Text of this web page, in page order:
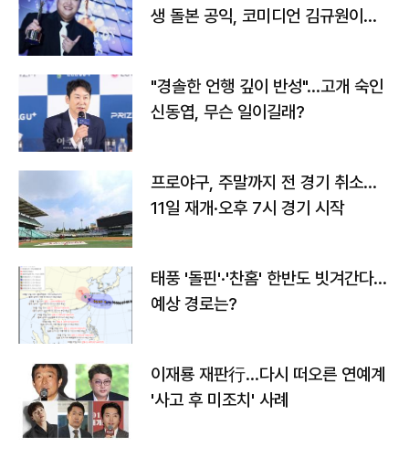
생 돌본 공익, 코미디언 김규원이었
"경솔한 언행 깊이 반성"…고개 숙인
신동엽, 무슨 일이길래?
프로야구, 주말까지 전 경기 취소…
11일 재개·오후 7시 경기 시작
태풍 '돌핀'·'찬홈' 한반도 빗겨간다…
예상 경로는?
이재룡 재판行…다시 떠오른 연예계
'사고 후 미조치' 사례